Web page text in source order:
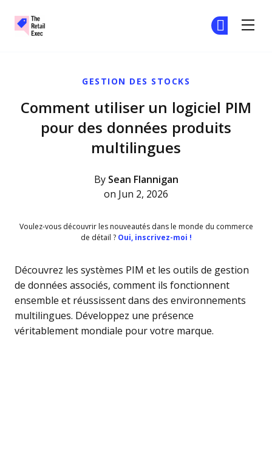
GESTION DES STOCKS
Comment utiliser un logiciel PIM
pour des données produits
multilingues
By Sean Flannigan
on Jun 2, 2026
Voulez-vous découvrir les nouveautés dans le monde du commerce
de détail ?Oui, inscrivez-moi !
Découvrez les systèmes PIM et les outils de gestion
de données associés, comment ils fonctionnent
ensemble et réussissent dans des environnements
multilingues. Développez une présence
véritablement mondiale pour votre marque.